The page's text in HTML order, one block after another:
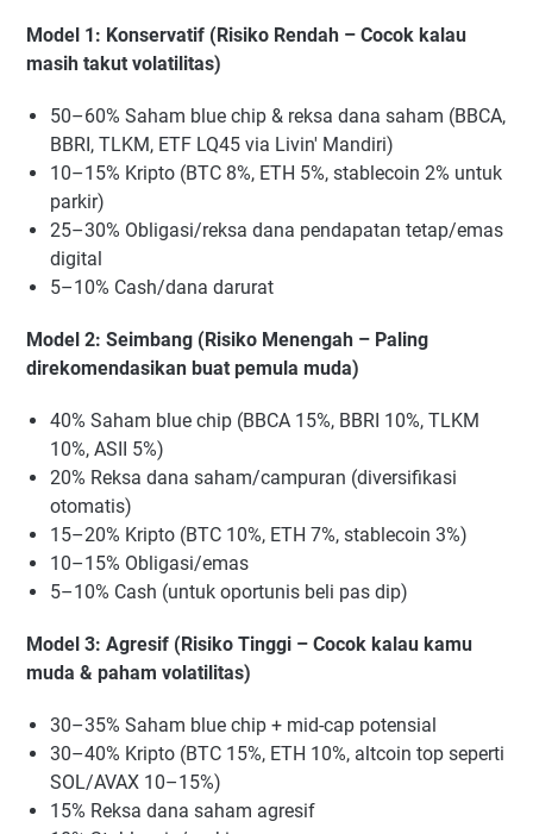
Model 1: Konservatif (Risiko Rendah – Cocok kalau
masih takut volatilitas)
50–60% Saham blue chip & reksa dana saham (BBCA,
BBRI, TLKM, ETF LQ45 via Livin' Mandiri)
10–15% Kripto (BTC 8%, ETH 5%, stablecoin 2% untuk
parkir)
25–30% Obligasi/reksa dana pendapatan tetap/emas
digital
5–10% Cash/dana darurat
Model 2: Seimbang (Risiko Menengah – Paling
direkomendasikan buat pemula muda)
40% Saham blue chip (BBCA 15%, BBRI 10%, TLKM
10%, ASII 5%)
20% Reksa dana saham/campuran (diversifikasi
otomatis)
15–20% Kripto (BTC 10%, ETH 7%, stablecoin 3%)
10–15% Obligasi/emas
5–10% Cash (untuk oportunis beli pas dip)
Model 3: Agresif (Risiko Tinggi – Cocok kalau kamu
muda & paham volatilitas)
30–35% Saham blue chip + mid-cap potensial
30–40% Kripto (BTC 15%, ETH 10%, altcoin top seperti
SOL/AVAX 10–15%)
15% Reksa dana saham agresif